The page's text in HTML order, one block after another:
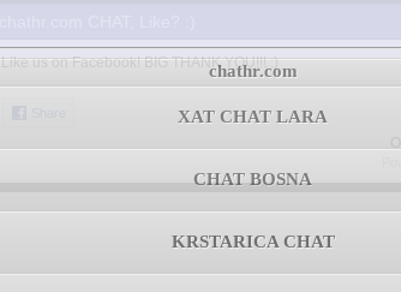
chathr.com
XAT CHAT LARA
CHAT BOSNA
KRSTARICA CHAT
Like us on Facebook! BIG THANK YOU!!! :)